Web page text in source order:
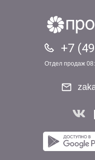
+7
Отдел продаж